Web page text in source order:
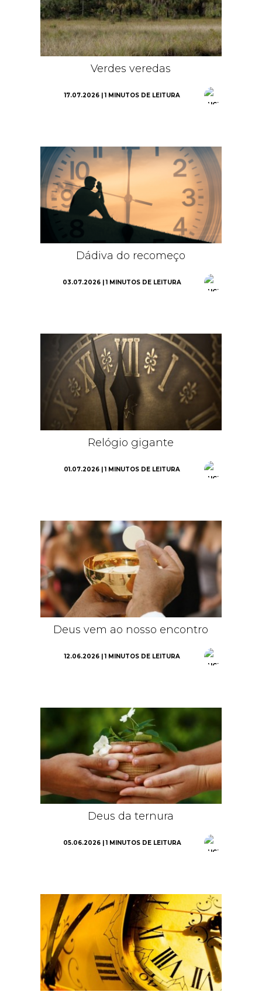
Verdes veredas
17.07.2026 | 1 MINUTOS DE LEITURA
Dádiva do recomeço
03.07.2026 | 1 MINUTOS DE LEITURA
Relógio gigante
01.07.2026 | 1 MINUTOS DE LEITURA
Deus vem ao nosso encontro
12.06.2026 | 1 MINUTOS DE LEITURA
Deus da ternura
05.06.2026 | 1 MINUTOS DE LEITURA